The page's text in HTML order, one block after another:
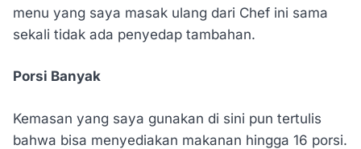
menu yang saya masak ulang dari Chef ini sama
sekali tidak ada penyedap tambahan.
Porsi Banyak
Kemasan yang saya gunakan di sini pun tertulis
bahwa bisa menyediakan makanan hingga 16 porsi.